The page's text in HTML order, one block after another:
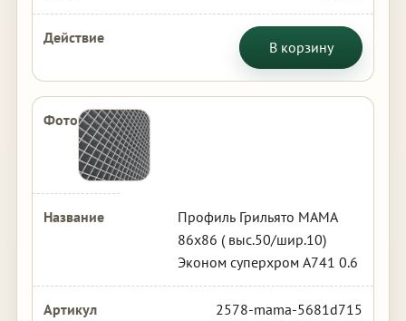
В корзину
Профиль Грильято МАМА
86х86 ( выс.50/шир.10)
Эконом суперхром А741 0.6
2578-mama-5681d715